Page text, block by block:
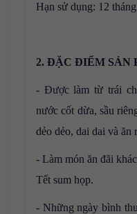
Hạn sử dụng: 12
2. ĐẶC ĐIỂM SẢN
- Được làm từ trái
nước cốt dừa, sầu
dẻo dẻo, dai dai và ăn
- Làm món ăn đãi
Tết sum họp.
- Những ngày bình